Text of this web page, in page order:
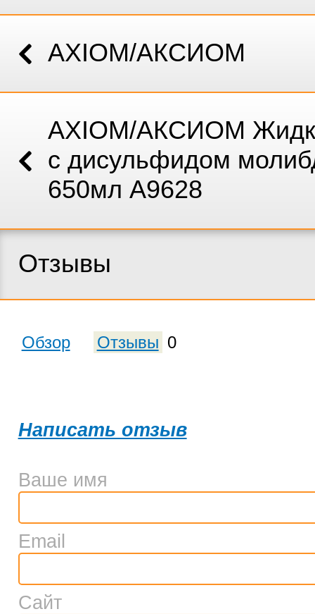
AXIOM/АКСИОМ
AXIOM/АКСИОМ
с дисульфидом
650мл А9628
Отзывы
Обзор Отзывы 0
Написать отзыв
Ваше имя
Email
Сайт